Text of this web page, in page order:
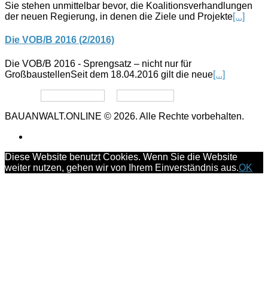
Sie stehen unmittelbar bevor, die Koalitionsverhandlungen
der neuen Regierung, in denen die Ziele und Projekte[...]
Die VOB/B 2016 (2/2016)
Die VOB/B 2016 - Sprengsatz – nicht nur für
GroßbaustellenSeit dem 18.04.2016 gilt die neue[...]
BAUANWALT.ONLINE © 2026. Alle Rechte vorbehalten.
Diese Website benutzt Cookies. Wenn Sie die Website
weiter nutzen, gehen wir von Ihrem Einverständnis aus.OK